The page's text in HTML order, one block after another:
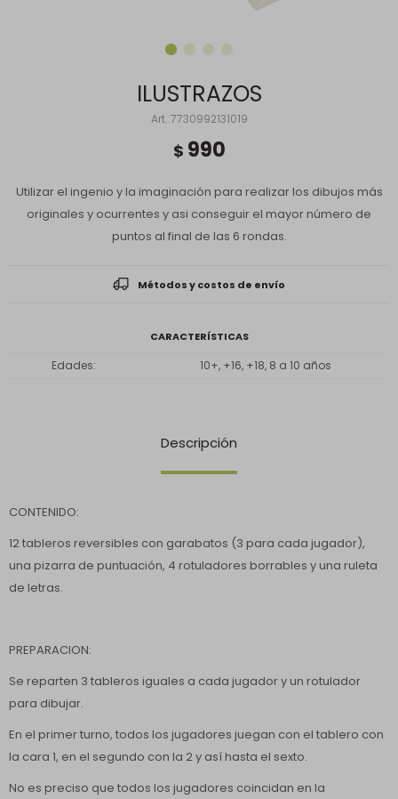
ILUSTRAZOS
7730992131019
$ 990
Utilizar el ingenio y la imaginación para realizar los dibujos más
originales y ocurrentes y asi conseguir el mayor número de
puntos al final de las 6 rondas.
Métodos y costos de envío
CARACTERÍSTICAS
Edades 10+, +16, +18, 8 a 10 años
Descripción
CONTENIDO:
12 tableros reversibles con garabatos (3 para cada jugador),
una pizarra de puntuación, 4 rotuladores borrables y una ruleta
de letras.
PREPARACION:
Se reparten 3 tableros iguales a cada jugador y un rotulador
para dibujar.
En el primer turno, todos los jugadores juegan con el tablero con
la cara 1, en el segundo con la 2 y así hasta el sexto.
No es preciso que todos los jugadores coincidan en la